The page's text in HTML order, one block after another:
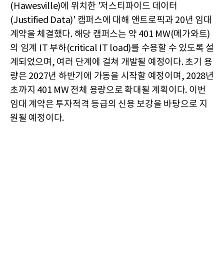
(Hawesville)에 위치한 '저스티파이드 데이터
(Justified Data)' 캠퍼스에 대해 앤트로픽과 20년 임대
계약을 체결했다. 해당 캠퍼스는 약 401 MW(메가와트)
의 임계 IT 부하(critical IT load)를 수용할 수 있도록 설
계되었으며, 여러 단계에 걸쳐 개발될 예정이다. 초기 용
량은 2027년 하반기에 가동을 시작할 예정이며, 2028년
초까지 401 MW 전체 용량으로 확대될 계획이다. 이번
임대 계약은 투자적격 등급의 신용 보강을 바탕으로 지
원될 예정이다.